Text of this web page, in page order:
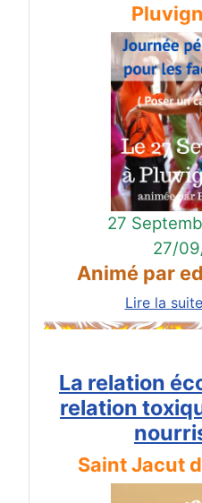
27
27/
Animé par
Lire la
La relation
relation
Saint Jacut